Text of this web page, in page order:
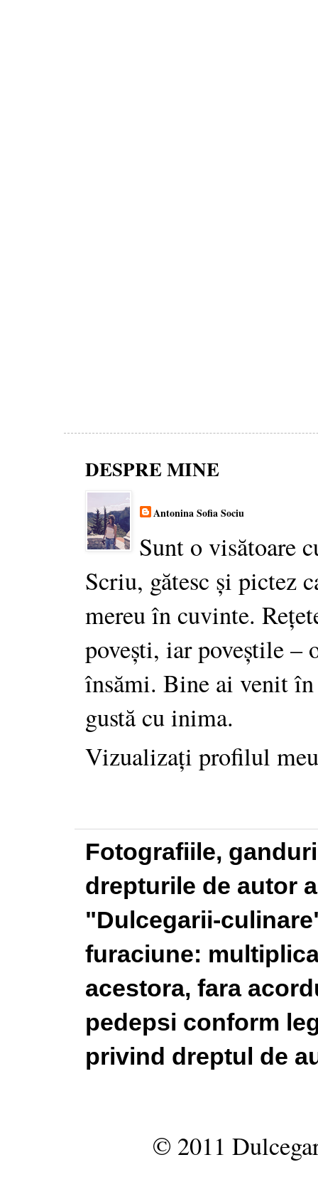
DESPRE MINE
Antonina Sofia Sociu
Sunt o visătoare
Scriu, gătesc și pictez
mereu în cuvinte.
povești, iar poveștile –
însămi. Bine ai venit
gustă cu inima.
Vizualizați profilul
Fotografiile,
drepturile de autor
"Dulcegarii-
furaciune:
acestora, fara
pedepsi conform
privind dreptul de
© 2011